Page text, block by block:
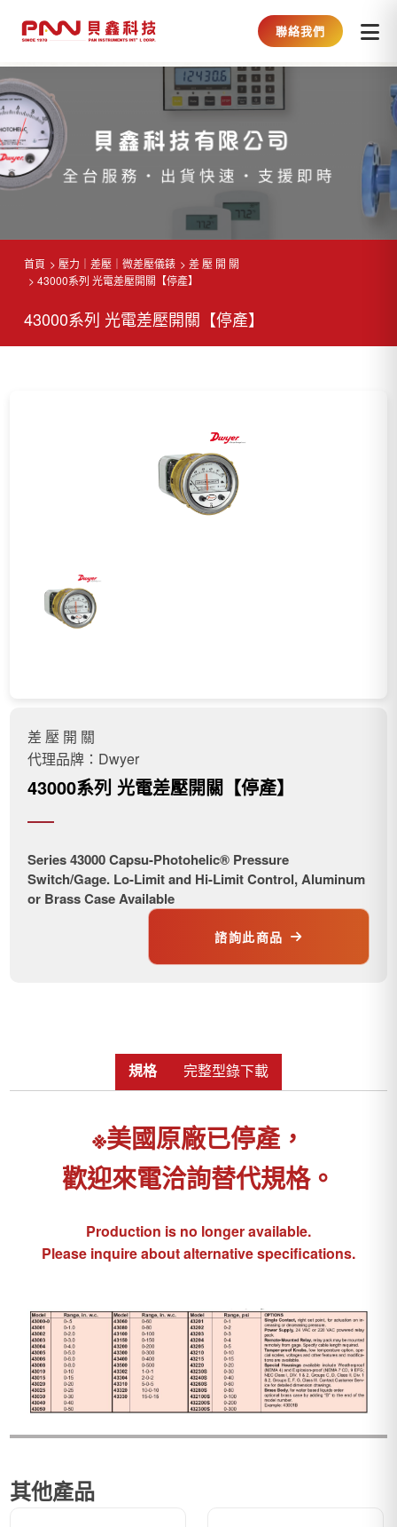
聯絡我們
首頁 壓力｜差壓｜微差壓儀錶
差 壓 開 關
43000系列 光電差壓開關【停產】
43000系列 光電差壓開關【停產】
差 壓 開 關
代理品牌：Dwyer
43000系列 光電差壓開關【停產】
Series 43000 Capsu-Photohelic® Pressure
Switch/Gage. Lo-Limit and Hi-Limit Control, Aluminum
or Brass Case Available
諮詢此商品
規格 完整型錄下載
※美國原廠已停產，
歡迎來電洽詢替代規格。
Production is no longer available.
Please inquire about alternative specifications.
其他產品